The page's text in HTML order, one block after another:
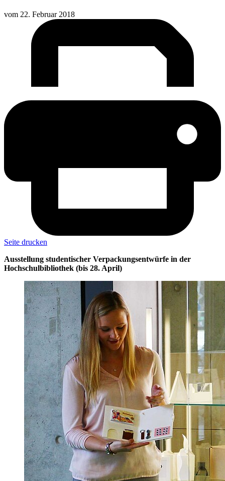
vom 22. Februar 2018
Seite drucken
Ausstellung studentischer Verpackungsentwürfe in der
Hochschulbibliothek (bis 28. April)